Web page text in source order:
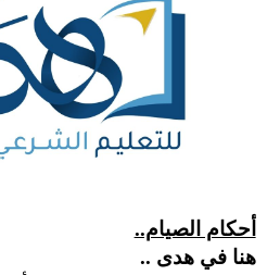
أحكام الصيام..
هنا في هدى ..